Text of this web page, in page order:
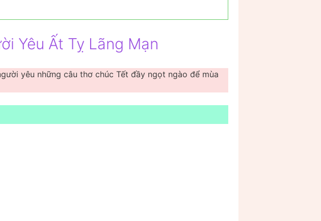
Yêu Ất Tỵ Lãng Mạn
yêu những câu thơ chúc Tết đầy ngọt ngào để mùa